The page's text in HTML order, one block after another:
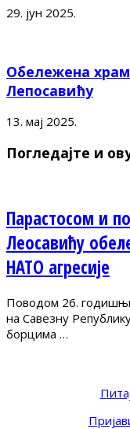
29. јун 2025.
Обележена
Лепосавићу
13. мај 2025.
Погледајте и
Парастосом и
Леосавићу
НАТО агресије
Поводом 26.
на Савезну
борцима …